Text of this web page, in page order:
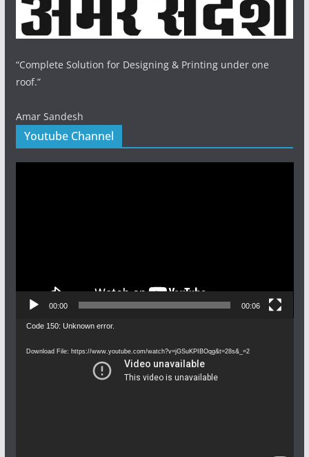
“Complete Solution for Designing & Printing under one
roof.”
Amar Sandesh
Youtube Channel
00:00 00:06
Video
Code 150: Unknown error.
Download File: https://www.youtube.com/watch?v=jGSuKPIBOqg&t=28s&_=2